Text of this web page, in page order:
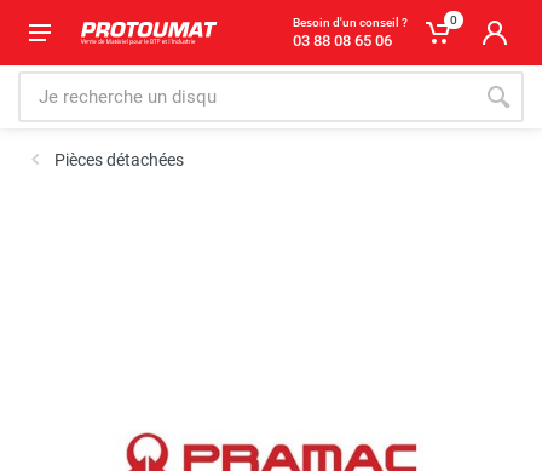
Besoin d'un conseil ?
03 88 08 65 06
0
Pièces détachées